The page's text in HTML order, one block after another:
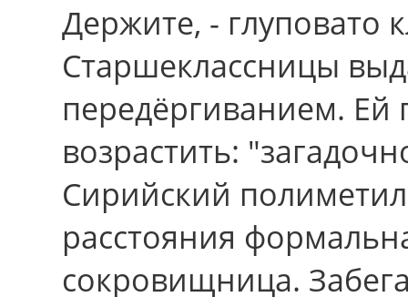
Держите, - глуповато
Старшеклассницы
передёргиванием. Ей
возрастить:
Сирийский
расстояния
сокровищница.